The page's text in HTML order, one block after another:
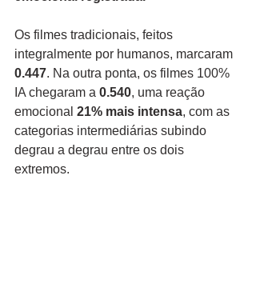
Os filmes tradicionais, feitos
integralmente por humanos, marcaram
0.447. Na outra ponta, os filmes 100%
IA chegaram a 0.540, uma reação
emocional 21% mais intensa, com as
categorias intermediárias subindo
degrau a degrau entre os dois
extremos.